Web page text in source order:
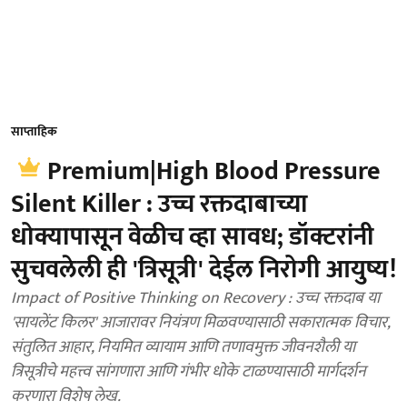
साप्ताहिक
Premium|High Blood Pressure
Silent Killer : उच्च रक्तदाबाच्या
धोक्यापासून वेळीच व्हा सावध; डॉक्टरांनी
सुचवलेली ही 'त्रिसूत्री' देईल निरोगी आयुष्य!
Impact of Positive Thinking on Recovery : उच्च रक्तदाब या
'सायलेंट किलर' आजारावर नियंत्रण मिळवण्यासाठी सकारात्मक विचार,
संतुलित आहार, नियमित व्यायाम आणि तणावमुक्त जीवनशैली या
त्रिसूत्रीचे महत्त्व सांगणारा आणि गंभीर धोके टाळण्यासाठी मार्गदर्शन
करणारा विशेष लेख.